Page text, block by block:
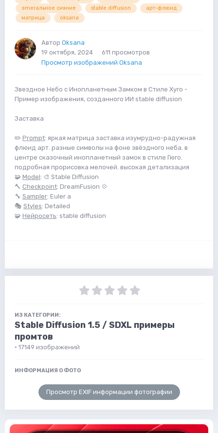
эmeraльное сияние
stable diffusion
арт-флюид
матрица
oksana
Автор Oksana
19 октября, 2024
611 просмотров
Просмотр изображений Oksana
Звездное Небо с Инопланетным Замком в Стиле Хуго -
Пример изображения, созданного ИИ stable diffusion
Заставка
✏️ Prompt: яркая матрица заставка изумрудно-радужная
флюид арт. разные символы на фоне звёздного неба. в
центре сказочный инопланетный замок в стиле Гюго.
подробная прорисовка мелочей. высокая детализация
🧩 Model: 🎨 Stable Diffusion
🔨 Checkpoint: DreamFusion 💠
🔧 Sampler: Euler a
🎭 Styles: Detailed
🧩 Нейросеть: stable diffusion
ИЗ КАТЕГОРИИ:
Stable Diffusion 1.5 / SDXL примеры
промтов
· 17149 изображений
ИНФОРМАЦИЯ О ФОТО
Просмотр EXIF информации фотографии